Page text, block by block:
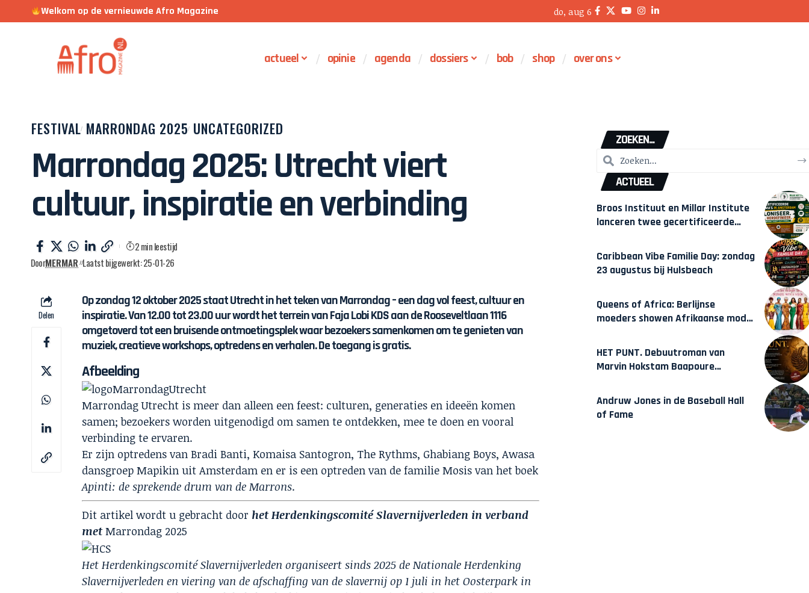
Welkom op de vernieuwde Afro Magazine do, aug 6
actueel opinie agenda dossiers bob shop over ons
FESTIVAL MARRONDAG 2025 UNCATEGORIZED
Marrondag 2025: Utrecht viert
cultuur, inspiratie en verbinding
DoorMERMAR Laatst bijgewerkt: 25-01-26
2 min leestijd
Delen
Op zondag 12 oktober 2025 staat Utrecht in het teken van Marrondag – een dag vol feest, cultuur en
inspiratie. Van 12.00 tot 23.00 uur wordt het terrein van Faja Lobi KDS aan de Rooseveltlaan 1116
omgetoverd tot een bruisende ontmoetingsplek waar bezoekers samenkomen om te genieten van
muziek, creatieve workshops, optredens en verhalen. De toegang is gratis.
Afbeelding
Marrondag Utrecht is meer dan alleen een feest: culturen, generaties en ideeën komen
samen; bezoekers worden uitgenodigd om samen te ontdekken, mee te doen en vooral
verbinding te ervaren.
Er zijn optredens van Bradi Banti, Komaisa Santogron, The Rythms, Ghabiang Boys, Awasa
dansgroep Mapikin uit Amsterdam en er is een optreden van de familie Mosis van het boek
Apinti: de sprekende drum van de Marrons.
Dit artikel wordt u gebracht door het Herdenkingscomité Slavernijverleden in verband
metMarrondag 2025
Het Herdenkingscomité Slavernijverleden organiseert sinds 2025 de Nationale Herdenking
Slavernijverleden en viering van de afschaffing van de slavernij op 1 juli in het Oosterpark in
ZOEKEN...
ACTUEEL
Broos Instituut en Millar Institute
lanceren twee gecertificeerde
Amsterdam
Caribbean Vibe Familie Day: zondag
23 augustus bij Hulsbeach
Queens of Africa: Berlijnse
moeders showen Afrikaanse mode
HET PUNT. Debuutroman van
Marvin Hokstam Baapoure
Andruw Jones in de Baseball Hall
of Fame